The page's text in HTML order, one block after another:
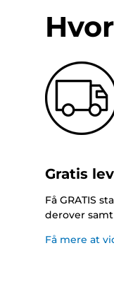
Gratis
Få GRATIS
derover
Få mere at